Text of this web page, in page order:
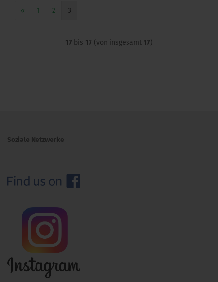
« 1 2 3
17 bis 17 (von insgesamt 17)
Soziale Netzwerke